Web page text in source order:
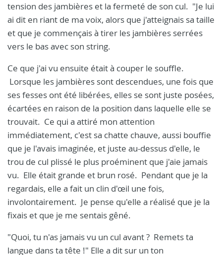
tension des jambières et la fermeté de son cul. "Je lui
ai dit en riant de ma voix, alors que j'atteignais sa taille
et que je commençais à tirer les jambières serrées
vers le bas avec son string.
Ce que j'ai vu ensuite était à couper le souffle.
Lorsque les jambières sont descendues, une fois que
ses fesses ont été libérées, elles se sont juste posées,
écartées en raison de la position dans laquelle elle se
trouvait. Ce qui a attiré mon attention
immédiatement, c'est sa chatte chauve, aussi bouffie
que je l'avais imaginée, et juste au-dessus d'elle, le
trou de cul plissé le plus proéminent que j'aie jamais
vu. Elle était grande et brun rosé. Pendant que je la
regardais, elle a fait un clin d'œil une fois,
involontairement. Je pense qu'elle a réalisé que je la
fixais et que je me sentais gêné.
"Quoi, tu n'as jamais vu un cul avant ? Remets ta
langue dans ta tête !" Elle a dit sur un ton